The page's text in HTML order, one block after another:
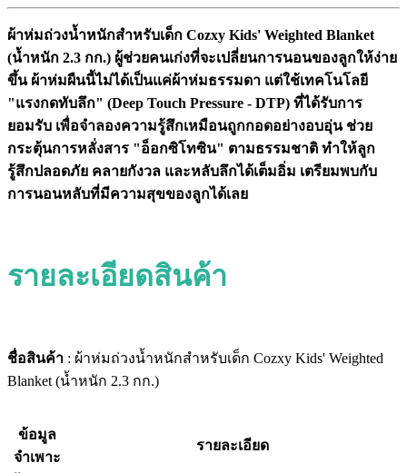
ผ้าห่มถ่วงน้ำหนักสำหรับเด็ก Cozxy Kids' Weighted Blanket
(น้ำหนัก 2.3 กก.) ผู้ช่วยคนเก่งที่จะเปลี่ยนการนอนของลูกให้ง่าย
ขึ้น ผ้าห่มผืนนี้ไม่ได้เป็นแค่ผ้าห่มธรรมดา แต่ใช้เทคโนโลยี
"แรงกดทับลึก" (Deep Touch Pressure - DTP) ที่ได้รับการ
ยอมรับ เพื่อจำลองความรู้สึกเหมือนถูกกอดอย่างอบอุ่น ช่วย
กระตุ้นการหลั่งสาร "อ็อกซิโทซิน" ตามธรรมชาติ ทำให้ลูก
รู้สึกปลอดภัย คลายกังวล และหลับลึกได้เต็มอิ่ม เตรียมพบกับ
การนอนหลับที่มีความสุขของลูกได้เลย
รายละเอียดสินค้า
ชื่อสินค้า : ผ้าห่มถ่วงน้ำหนักสำหรับเด็ก Cozxy Kids' Weighted
Blanket (น้ำหนัก 2.3 กก.)
ข้อมูล
จำเพาะ
รายละเอียด